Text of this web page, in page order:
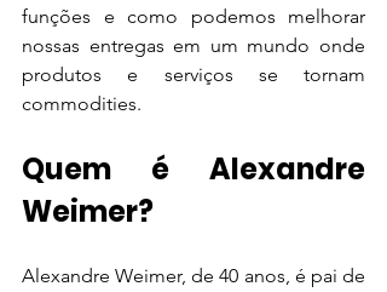
funções e como podemos melhorar
nossas entregas em um mundo onde
produtos e serviços se tornam
commodities.
Quem é Alexandre
Weimer?
Alexandre Weimer, de 40 anos, é pai de